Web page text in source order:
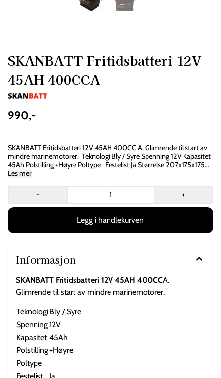
SKANBATT Fritidsbatteri 12V
45AH 400CCA
990,-
SKANBATT Fritidsbatteri 12V 45AH 400CC A. Glimrende til start av
mindre marinemotorer. Teknologi Bly / Syre Spenning 12V Kapasitet
45Ah Polstilling +Høyre Poltype Festelist Ja Størrelse 207x175x175
mm Vekt 10,98 kg Batterier sendes ikke og må hentes hos Tiki
Les mer
- +
Informasjon
SKANBATT Fritidsbatteri 12V 45AH 400CCA.
Glimrende til start av mindre marinemotorer.
TeknologiBly / Syre
Spenning12V
Kapasitet 45Ah
Polstilling+Høyre
Poltype
Festelist
Ja